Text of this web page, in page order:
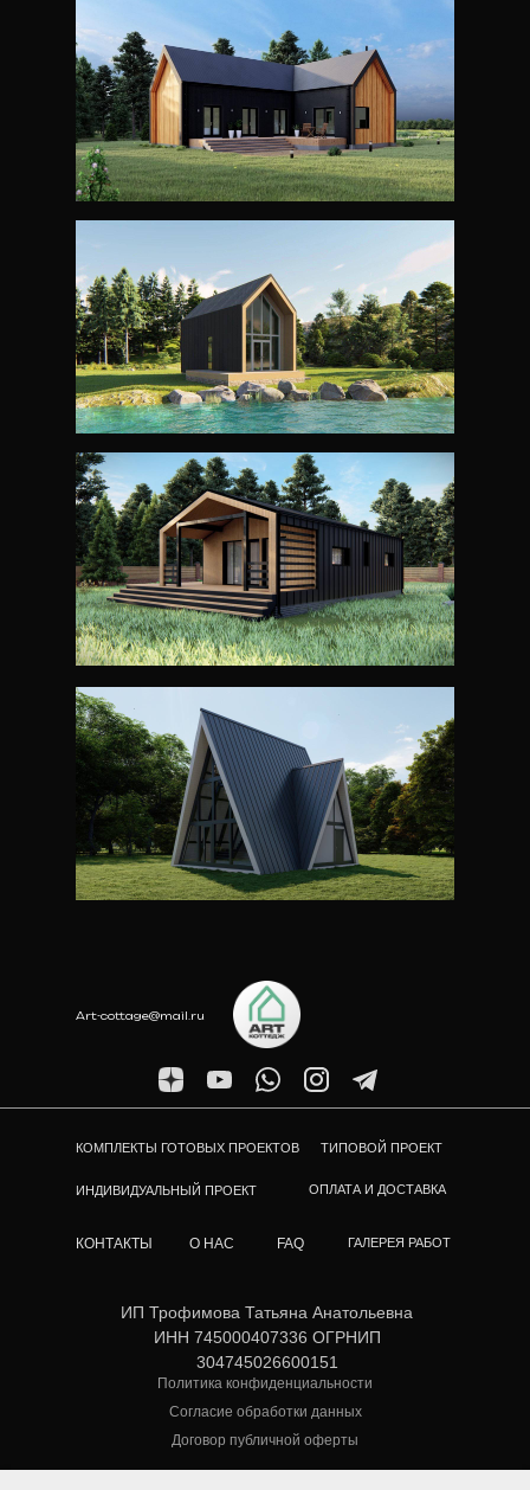
Art-cottage@mail.ru
КОМПЛЕКТЫ ГОТОВЫХ ПРОЕКТОВ
ИНДИВИДУАЛЬНЫЙ ПРОЕКТ
ТИПОВОЙ ПРОЕКТ
О НАС ГАЛЕРЕЯ РАБОТ
КОНТАКТЫ
ИП Трофимова Татьяна Анатольевна
ИНН 745000407336 ОГРНИП
304745026600151
Политика конфиденциальности
Согласие обработки данных
Договор публичной оферты
FAQ
ОПЛАТА И ДОСТАВКА